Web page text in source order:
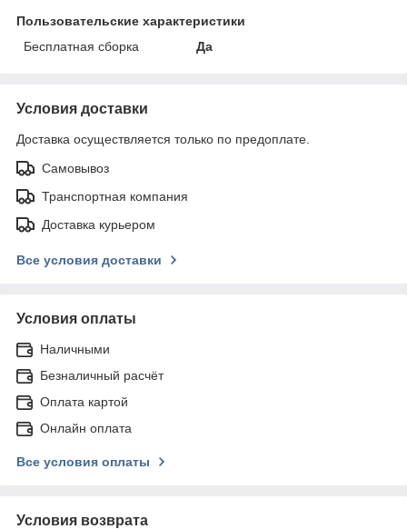
Пользовательские характеристики
Бесплатная сборка
Да
Условия доставки
Доставка осуществляется только по предоплате.
Самовывоз
Транспортная компания
Доставка курьером
Все условия доставки
Условия оплаты
Наличными
Безналичный расчёт
Оплата картой
Онлайн оплата
Все условия оплаты
Условия возврата